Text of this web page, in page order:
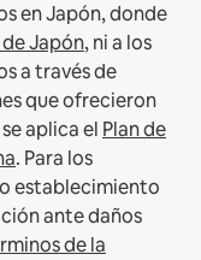
en Japón, donde
Japón, ni a los
a través de
que ofrecieron
aplica el Plan de
. Para los
establecimiento
ante daños
de la